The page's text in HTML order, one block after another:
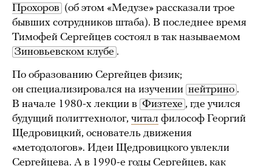
Прохоров (об этом «Медузе» рассказали трое
бывших сотрудников штаба). В последнее время
Тимофей Сергейцев состоял в так называемом
Зиновьевском клубе .
По образованию Сергейцев физик;
он специализировался на изучении нейтрино .
В начале 1980-х лекции в Физтехе , где учился
будущий политтехнолог, читал философ Георгий
Щедровицкий, основатель движения
«методологов». Идеи Щедровицкого увлекли
Сергейцева. А в 1990-е годы Сергейцев, как